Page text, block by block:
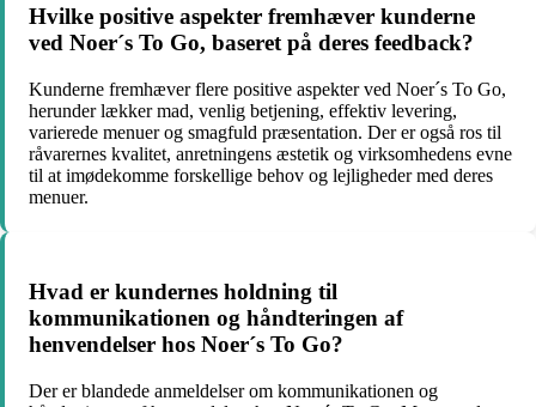
Hvilke positive aspekter fremhæver kunderne
ved Noer´s To Go, baseret på deres feedback?
Kunderne fremhæver flere positive aspekter ved Noer´s To Go,
herunder lækker mad, venlig betjening, effektiv levering,
varierede menuer og smagfuld præsentation. Der er også ros til
råvarernes kvalitet, anretningens æstetik og virksomhedens evne
til at imødekomme forskellige behov og lejligheder med deres
menuer.
Hvad er kundernes holdning til
kommunikationen og håndteringen af
henvendelser hos Noer´s To Go?
Der er blandede anmeldelser om kommunikationen og